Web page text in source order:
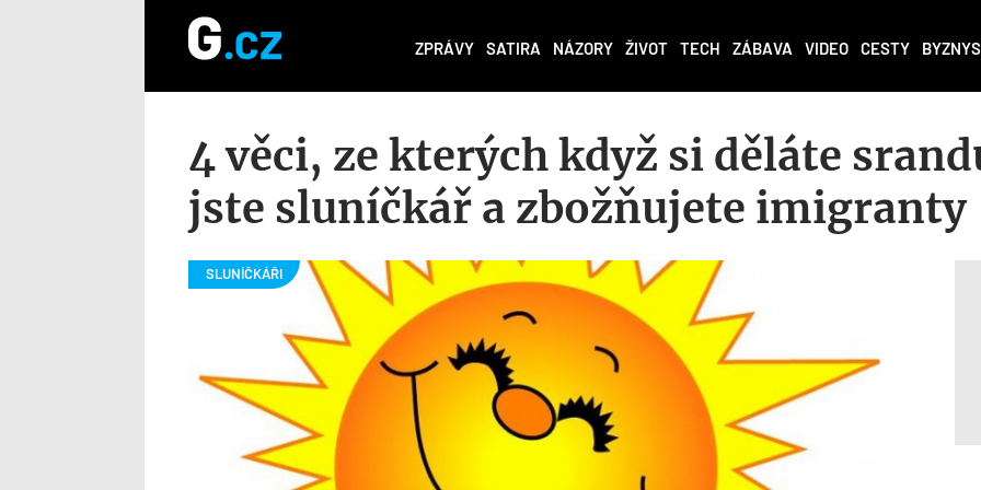
ZPRÁVY SATIRA NÁZORY ŽIVOT TECH ZÁBAVA VIDEO CESTY BYZNYS
4 věci, ze kterých když si děláte
jste sluníčkář a zbožňujete imigranty